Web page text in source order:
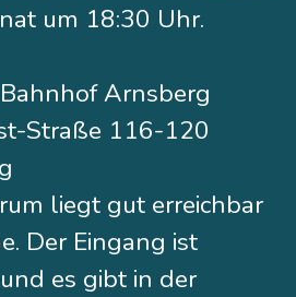
um 18:30 Uhr.
Arnsberg
Straße 116-120
liegt gut erreichbar
Der Eingang ist
es gibt in der